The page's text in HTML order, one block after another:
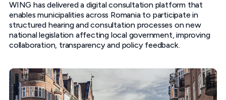
WING has delivered a digital consultation platform that
enables municipalities across Romania to participate in
structured hearing and consultation processes on new
national legislation affecting local government, improving
collaboration, transparency and policy feedback.